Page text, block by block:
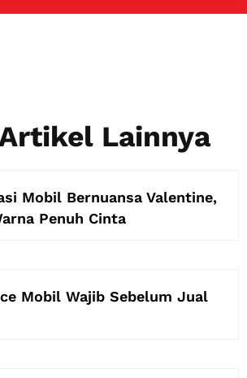
Lainnya
Mobil Bernuansa Valentine,
Penuh Cinta
Mobil Wajib Sebelum Jual